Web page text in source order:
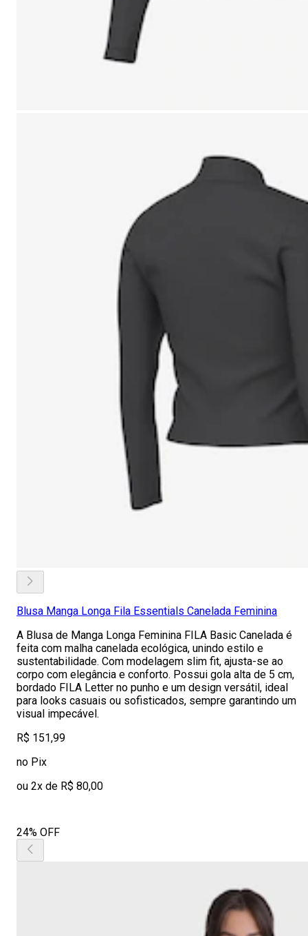
Blusa Manga Longa Fila Essentials Canelada Feminina
A Blusa de Manga Longa Feminina FILA Basic Canelada é
feita com malha canelada ecológica, unindo estilo e
sustentabilidade. Com modelagem slim fit, ajusta-se ao
corpo com elegância e conforto. Possui gola alta de 5 cm,
bordado FILA Letter no punho e um design versátil, ideal
para looks casuais ou sofisticados, sempre garantindo um
visual impecável.
R$ 151,99
no Pix
ou 2x de R$ 80,00
24% OFF